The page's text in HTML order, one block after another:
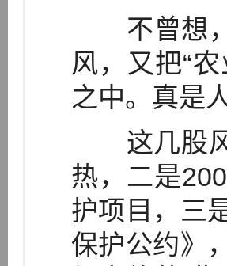
不曾想，
风，又把“
之中。真是
这几股风
热，二是
护项目，三
保护公约》